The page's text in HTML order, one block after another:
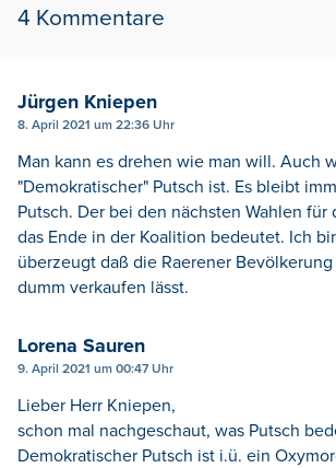
4 Kommentare
Jürgen Kniepen
8. April 2021 um 22:36 Uhr
Man kann es drehen wie man will. Auch
"Demokratischer" Putsch ist. Es bleibt
Putsch. Der bei den nächsten Wahlen für
das Ende in der Koalition bedeutet. Ich
überzeugt daß die Raerener
dumm verkaufen lässt.
Lorena Sauren
9. April 2021 um 00:47 Uhr
Lieber Herr Kniepen,
schon mal nachgeschaut, was Putsch
Demokratischer Putsch ist i.ü. ein